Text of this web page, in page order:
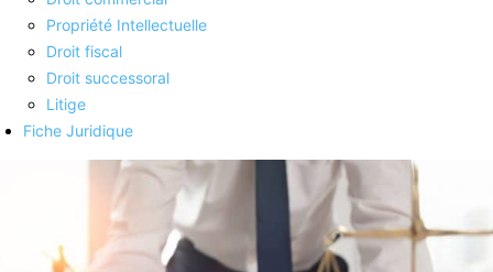
Propriété Intellectuelle
Droit fiscal
Droit successoral
Litige
Fiche Juridique